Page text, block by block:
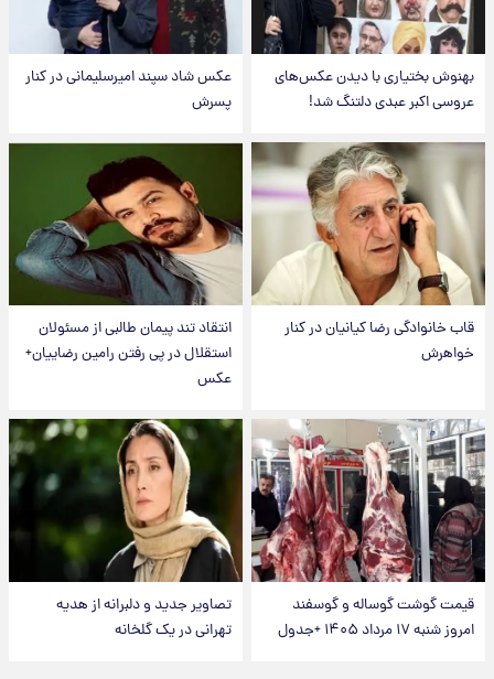
بهنوش بختیاری با دیدن عکس‌های
عروسی اکبر عبدی دلتنگ شد!
عکس شاد سپند امیرسلیمانی در کنار
پسرش
قاب خانوادگی رضا کیانیان در کنار
خواهرش
انتقاد تند پیمان طالبی از مسئولان
استقلال در پی رفتن رامین رضاییان+
عکس
قیمت گوشت گوساله و گوسفند
امروز شنبه ۱۷ مرداد ۱۴۰۵ +جدول
تصاویر جدید و دلبرانه از هدیه
تهرانی در یک گلخانه